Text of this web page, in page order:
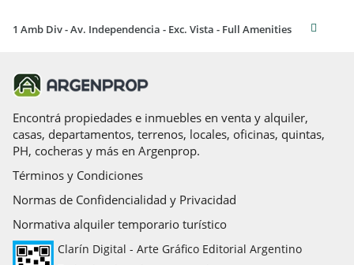
1 Amb Div - Av. Independencia - Exc. Vista - Full Amenities
Encontrá propiedades e inmuebles en venta y alquiler,
casas, departamentos, terrenos, locales, oficinas, quintas,
PH, cocheras y más en Argenprop.
Términos y Condiciones
Normas de Confidencialidad y Privacidad
Normativa alquiler temporario turístico
Clarín Digital - Arte Gráfico Editorial Argentino